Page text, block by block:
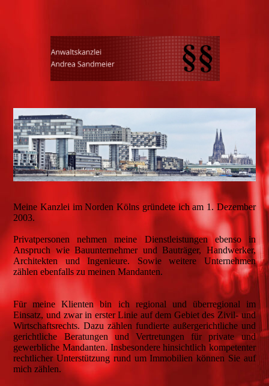
Meine Kanzlei im Norden Kölns gründete ich am 1. Dezember
2003.
Privatpersonen nehmen meine Dienstleistungen ebenso in
Anspruch wie Bauunternehmer und Bauträger, Handwerker,
Architekten und Ingenieure. Sowie weitere Unternehmen
zählen ebenfalls zu meinen Mandanten.
Für meine Klienten bin ich regional und überregional im
Einsatz, und zwar in erster Linie auf dem Gebiet des Zivil- und
Wirtschaftsrechts. Dazu zählen fundierte außergerichtliche und
gerichtliche Beratungen und Vertretungen für private und
gewerbliche Mandanten. Insbesondere hinsichtlich kompetenter
rechtlicher Unterstützung rund um Immobilien können Sie auf
mich zählen.